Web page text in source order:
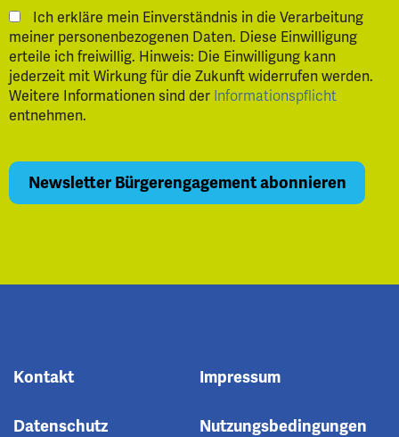
Ich erkläre mein Einverständnis in die Verarbeitung
meiner personenbezogenen Daten. Diese Einwilligung
erteile ich freiwillig. Hinweis: Die Einwilligung kann
jederzeit mit Wirkung für die Zukunft widerrufen werden.
Weitere Informationen sind der Informationspflicht
entnehmen.
Kontakt Impressum
Datenschutz Nutzungsbedingungen